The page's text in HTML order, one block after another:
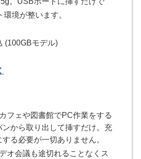
環境が整います。
(100GBモデル)
カフェや図書館でPC作業をする
ンから取り出して挿すだけ。充
る必要が一切ありません。
オ会議も途切れることなくス